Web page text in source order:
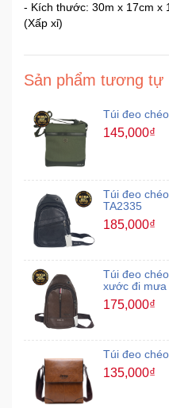
- Kích thước: 30m x 17cm x
(Xấp xỉ)
Sản phẩm tương tự
Túi đeo
145,000₫
Túi đeo
TA2335
185,000₫
Túi đeo
xước đi mưa
175,000₫
Túi đeo
135,000₫